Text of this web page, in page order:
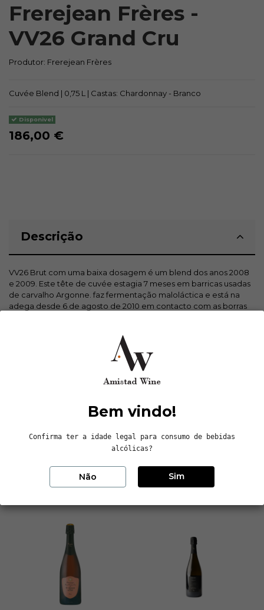
Frerejean Frères -
VV26 Grand Cru
Produtor: Frerejean Frères
Cuvée Blend | 0,75 L | Castas: Chardonnay - Branco
Disponivel
186,00 €
Descrição
VV26 Brut com uma baixa dosagem é um blend dos anos 2008
e 2009. Este tête de cuvée estagia 7 meses em barricas usadas
de carvalho Argonne. faz fermentação maloláctica e está na
adega desde 6 de agosto de 2010 em contacto com as borras
Dados do produto
16 outros produtos na mesma
categoria:
Bem vindo!
Confirma ter a idade legal para consumo de bebidas
alcólicas?
Não Sim